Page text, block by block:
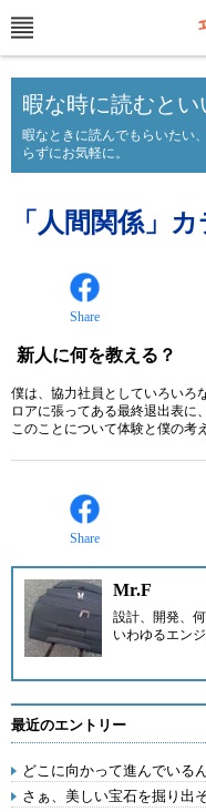
暇な時に読むと
暇なときに読んでもらいたい
らずにお気軽に。
「人間関係」
Share
新人に何を教える？
僕は、協力社員としていろいろ
ロアに張ってある最終退出表に
このことについて体験と僕の考
Share
Mr.F
設計、開発、
いわゆるエン
最近のエントリー
どこに向かって進んでいる
さぁ、美しい宝石を掘り出